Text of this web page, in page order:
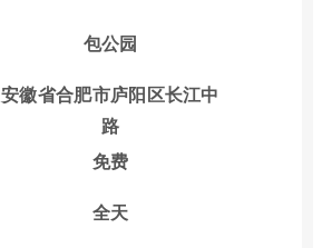
包公园
安徽省合肥市庐阳区长江中
路
免费
全天